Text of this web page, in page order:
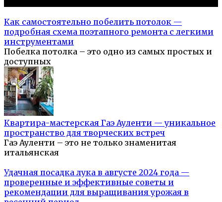
Как самостоятельно побелить потолок —
подробная схема поэтапного ремонта с легкими
инструментами
Побелка потолка – это одно из самых простых и
доступных
Квартира-мастерская Гаэ Ауленти — уникальное
пространство для творческих встреч
Гаэ Ауленти – это не только знаменитая
итальянская
Удачная посадка лука в августе 2024 года —
проверенные и эффективные советы и
рекомендации для выращивания урожая в